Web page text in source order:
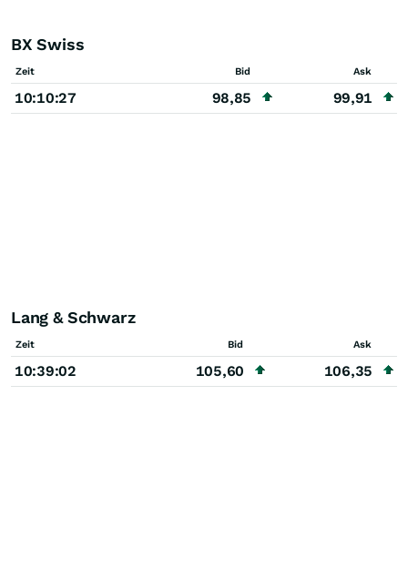
BX Swiss
Zeit Bid Ask
10:10:27 98,85 99,91
Lang & Schwarz
Zeit Bid Ask
10:39:02 105,60 106,35